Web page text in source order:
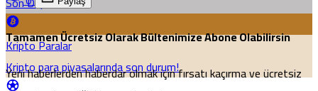
Kripto Paralar
Kripto para piyasalarında son durum!
Tamamen Ücretsiz Olarak Bültenimize Abone Olabilirsin
Yeni haberlerden haberdar olmak için fırsatı kaçırma ve ücretsiz